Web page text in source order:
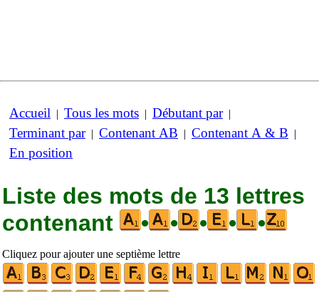
Accueil | Tous les mots | Débutant par|
Terminant par| Contenant AB | Contenant A & B |
En position
Liste des mots de 13 lettres
contenant
• • • • •
Cliquez pour ajouter une septième lettre